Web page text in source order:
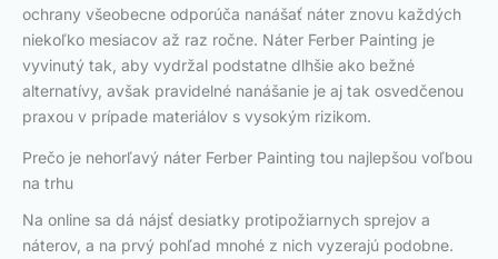
ochrany všeobecne odporúča nanášať náter znovu každých
niekoľko mesiacov až raz ročne. Náter Ferber Painting je
vyvinutý tak, aby vydržal podstatne dlhšie ako bežné
alternatívy, avšak pravidelné nanášanie je aj tak osvedčenou
praxou v prípade materiálov s vysokým rizikom.
Prečo je nehorľavý náter Ferber Painting tou najlepšou voľbou
na trhu
Na online sa dá nájsť desiatky protipožiarnych sprejov a
náterov, a na prvý pohľad mnohé z nich vyzerajú podobne.